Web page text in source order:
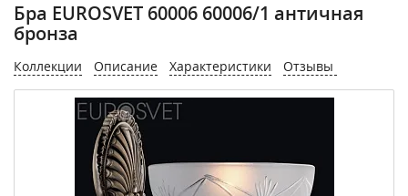
Бра EUROSVET 60006 60006/1 античная
бронза
Коллекции Описание Характеристики Отзывы